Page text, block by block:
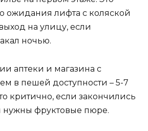
ожидания лифта с коляской
на улицу, если
ночью.
аптеки и магазина с
в пешей доступности – 5-7
критично, если закончились
нужны фруктовые пюре.